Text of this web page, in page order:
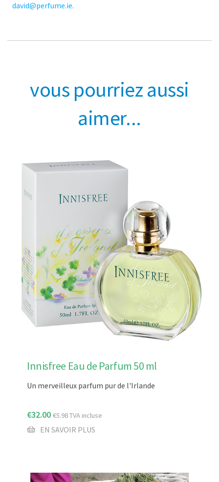
david@perfume.ie.
vous pourriez aussi
aimer...
Innisfree Eau de Parfum 50 ml
Un merveilleux parfum pur de l'Irlande
€32.00 €5.98TVA incluse
EN SAVOIR PLUS